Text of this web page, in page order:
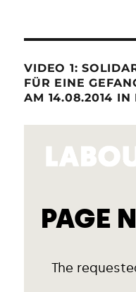
VIDEO 1:
FÜR EINE
AM 14.08.2014 IN